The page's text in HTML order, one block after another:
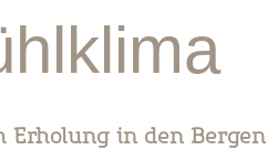
Erholung in den Bergen